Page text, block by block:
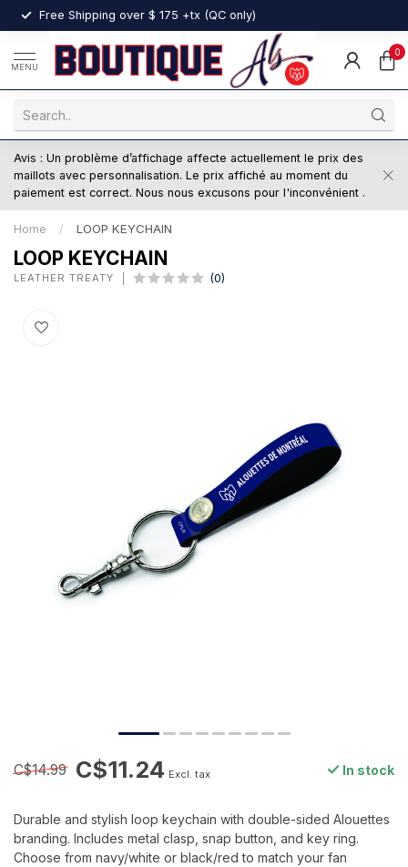
Free Shipping over $ 175 +tx (QC only)
MENU
0
Avis : Un problème d’affichage affecte actuellement le prix des
maillots avec personnalisation. Le prix affiché au moment du
paiement est correct. Nous nous excusons pour l'inconvénient .
Home / LOOP KEYCHAIN
LOOP KEYCHAIN
LEATHER TREATY (0)
C$14.99 C$11.24 Excl. tax In stock
Durable and stylish loop keychain with double-sided Alouettes
branding. Includes metal clasp, snap button, and key ring.
Choose from navy/white or black/red to match your fan